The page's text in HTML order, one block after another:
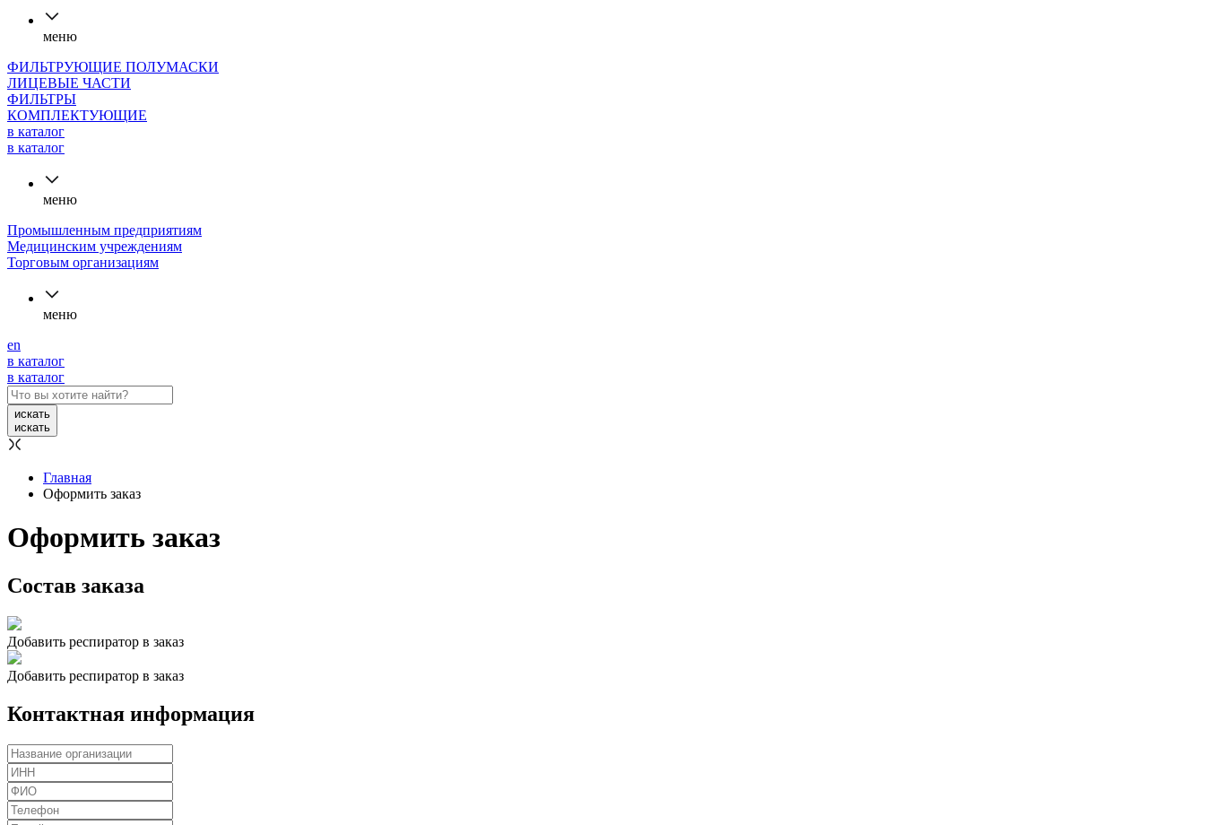
меню
ФИЛЬТРУЮЩИЕ ПОЛУМАСКИ
ЛИЦЕВЫЕ ЧАСТИ
ФИЛЬТРЫ
КОМПЛЕКТУЮЩИЕ
в каталог
в каталог
меню
Промышленным предприятиям
Медицинским учреждениям
Торговым организациям
меню
en
в каталог
в каталог
искать
искать
Главная
Оформить заказ
Оформить заказ
Состав заказа
Добавить респиратор в заказ
Добавить респиратор в заказ
Контактная информация